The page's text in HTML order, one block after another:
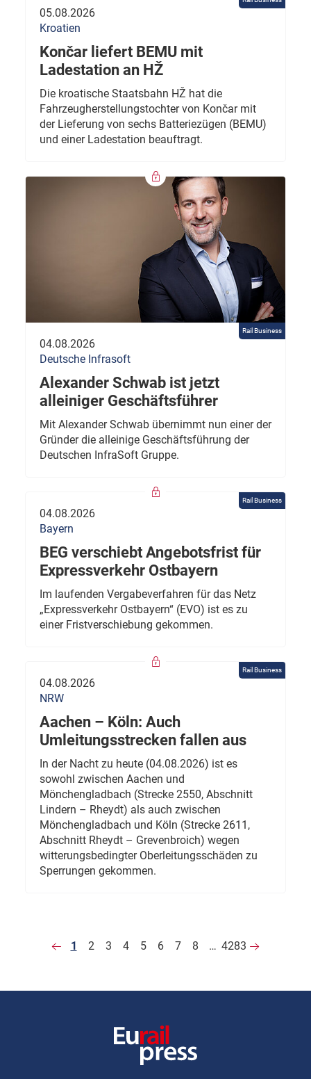
05.08.2026
Kroatien
Končar liefert BEMU mit
Ladestation an HŽ
Die kroatische Staatsbahn HŽ hat die
Fahrzeugherstellungstochter von Končar mit
der Lieferung von sechs Batteriezügen (BEMU)
und einer Ladestation beauftragt.
Rail Business
04.08.2026
Deutsche Infrasoft
Alexander Schwab ist jetzt
alleiniger Geschäftsführer
Mit Alexander Schwab übernimmt nun einer der
Gründer die alleinige Geschäftsführung der
Deutschen InfraSoft Gruppe.
Rail Business
04.08.2026
Bayern
BEG verschiebt Angebotsfrist für
Expressverkehr Ostbayern
Im laufenden Vergabeverfahren für das Netz
„Expressverkehr Ostbayern“ (EVO) ist es zu
einer Fristverschiebung gekommen.
Rail Business
04.08.2026
NRW
Aachen – Köln: Auch
Umleitungsstrecken fallen aus
In der Nacht zu heute (04.08.2026) ist es
sowohl zwischen Aachen und
Mönchengladbach (Strecke 2550, Abschnitt
Lindern – Rheydt) als auch zwischen
Mönchengladbach und Köln (Strecke 2611,
Abschnitt Rheydt – Grevenbroich) wegen
witterungsbedingter Oberleitungsschäden zu
Sperrungen gekommen.
1 2 3 4 5 6 7 8 … 4283